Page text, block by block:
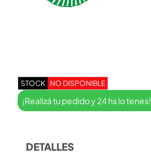
STOCK NO DISPONIBLE
¡Realizá tu pedido y 24 hs lo tenes!
DETALLES